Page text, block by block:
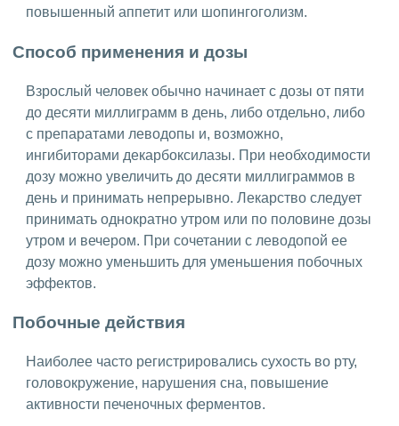
повышенный аппетит или шопингоголизм.
Способ применения и дозы
Взрослый человек обычно начинает с дозы от пяти
до десяти миллиграмм в день, либо отдельно, либо
с препаратами леводопы и, возможно,
ингибиторами декарбоксилазы. При необходимости
дозу можно увеличить до десяти миллиграммов в
день и принимать непрерывно. Лекарство следует
принимать однократно утром или по половине дозы
утром и вечером. При сочетании с леводопой ее
дозу можно уменьшить для уменьшения побочных
эффектов.
Побочные действия
Наиболее часто регистрировались сухость во рту,
головокружение, нарушения сна, повышение
активности печеночных ферментов.